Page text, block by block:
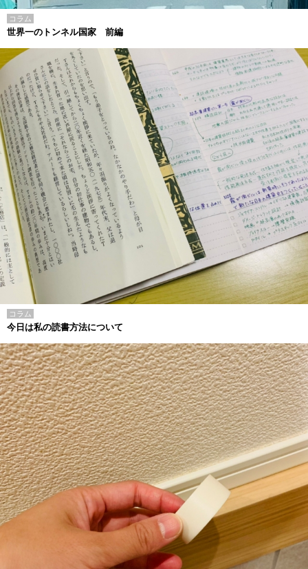
コラム
世界一のトンネル国家 前編
コラム
今日は私の読書方法について